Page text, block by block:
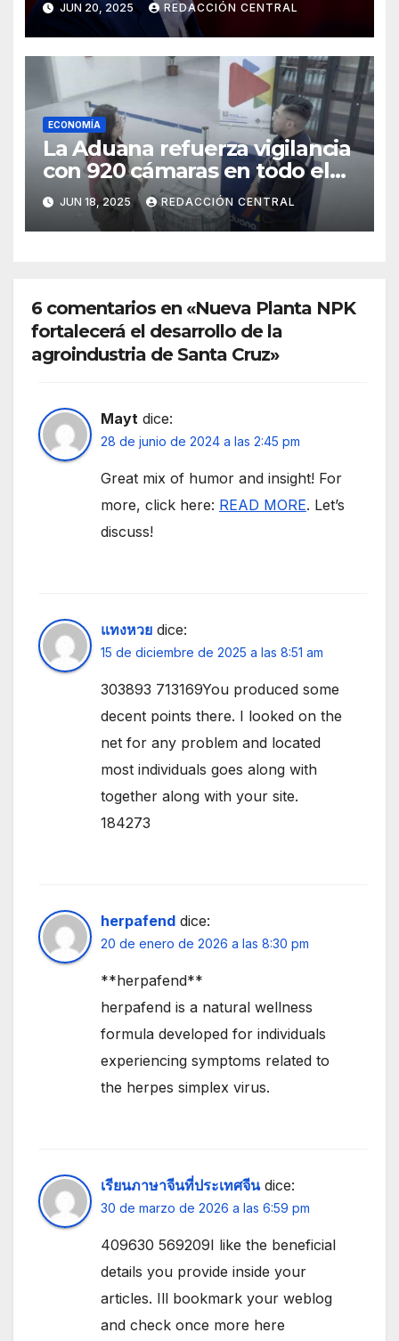
emergencias
JUN 20, 2025 REDACCIÓN CENTRAL
ECONOMÍA
La Aduana refuerza vigilancia
con 920 cámaras en todo el
país
JUN 18, 2025 REDACCIÓN CENTRAL
6 comentarios en «Nueva Planta NPK
fortalecerá el desarrollo de la
agroindustria de Santa Cruz»
Mayt dice:
28 de junio de 2024 a las 2:45 pm
Great mix of humor and insight! For
more, click here: READ MORE. Let’s
discuss!
แทงหวย dice:
15 de diciembre de 2025 a las 8:51 am
303893 713169You produced some
decent points there. I looked on the
net for any problem and located
most individuals goes along with
together along with your site.
184273
herpafend dice:
20 de enero de 2026 a las 8:30 pm
**herpafend**
herpafend is a natural wellness
formula developed for individuals
experiencing symptoms related to
the herpes simplex virus.
เรียนภาษาจีนที่ประเทศจีน dice:
30 de marzo de 2026 a las 6:59 pm
409630 569209I like the beneficial
details you provide inside your
articles. Ill bookmark your weblog
and check once more here